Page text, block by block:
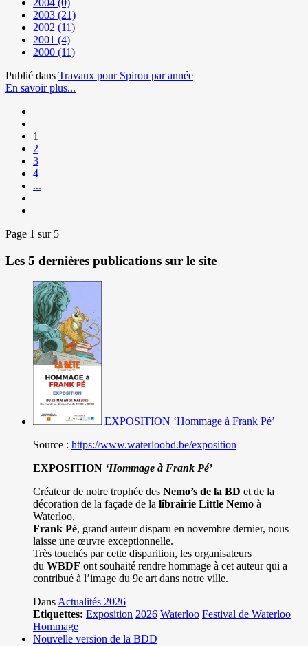
2004 (0)
2003 (21)
2002 (11)
2001 (4)
2000 (11)
Publié dans Travaux pour Spirou par année
En savoir plus...
1
2
3
4
...
Page 1 sur 5
Les 5 dernières publications sur le site
EXPOSITION ‘Hommage à Frank Pé’
Source : https://www.waterloobd.be/exposition
EXPOSITION ‘Hommage à Frank Pé’
Créateur de notre trophée des Nemo’s de la BD et de la
décoration de la façade de la librairie Little Nemo à
Waterloo,
Frank Pé, grand auteur disparu en novembre dernier, nous
laisse une œuvre exceptionnelle.
Très touchés par cette disparition, les organisateurs
du WBDF ont souhaité rendre hommage à cet auteur qui a
contribué à l’image du 9e art dans notre ville.
DansActualités 2026
Etiquettes: Exposition 2026 Waterloo Festival de Waterloo
Hommage
Nouvelle version de la BDD